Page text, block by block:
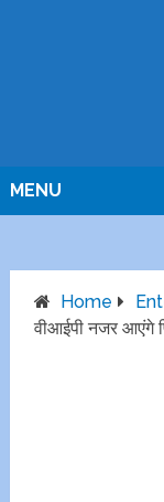
MENU
Home
वीआईपी नजर आएंगे